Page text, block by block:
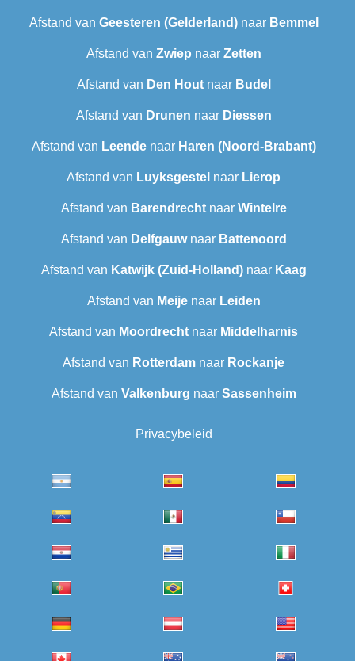
Afstand van Geesteren (Gelderland)naar Bemmel
Afstand van Zwiep naar Zetten
Afstand van Den Houtnaar Budel
Afstand van Drunen naar Diessen
Afstand van Leendenaar Haren (Noord-Brabant)
Afstand van Luyksgestel naar Lierop
Afstand van Barendrechtnaar Wintelre
Afstand van Delfgauwnaar Battenoord
Afstand van Katwijk (Zuid-Holland)naar Kaag
Afstand van Meijenaar Leiden
Afstand van Moordrecht naar Middelharnis
Afstand van Rotterdam naar Rockanje
Afstand van Valkenburg naar Sassenheim
Privacybeleid